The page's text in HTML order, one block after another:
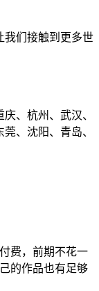
我们接触到更多世
、杭州、武汉、
、沈阳、青岛、
费，前期不花一
的作品也有足够